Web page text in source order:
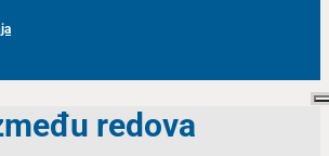
redova